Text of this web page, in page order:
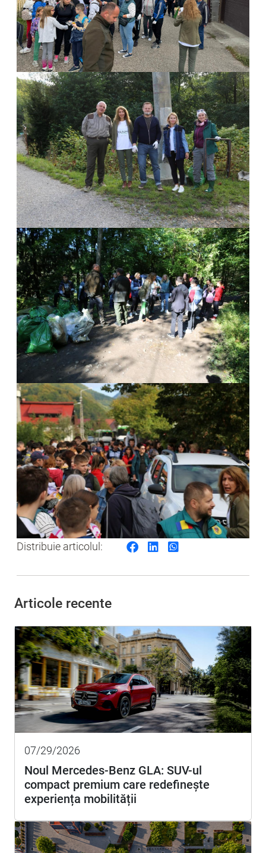
Distribuie articolul:
Articole recente
07/29/2026
Noul Mercedes-Benz GLA: SUV-ul
compact premium care redefinește
experiența mobilității